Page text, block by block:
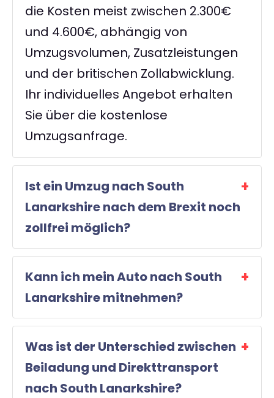
die Kosten meist zwischen 2.300€
und 4.600€, abhängig von
Umzugsvolumen, Zusatzleistungen
und der britischen Zollabwicklung.
Ihr individuelles Angebot erhalten
Sie über die kostenlose
Umzugsanfrage.
Ist ein Umzug nach South
Lanarkshire nach dem Brexit noch
zollfrei möglich?
Kann ich mein Auto nach South
Lanarkshire mitnehmen?
Was ist der Unterschied zwischen
Beiladung und Direkttransport
nach South Lanarkshire?